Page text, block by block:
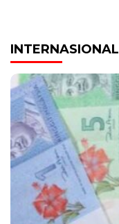
INTERNASIONAL